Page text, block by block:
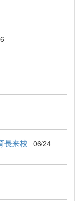
長来校 06/24